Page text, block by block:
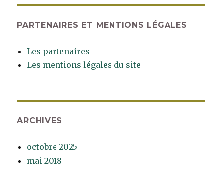
PARTENAIRES ET MENTIONS LÉGALES
Les partenaires
Les mentions légales du site
ARCHIVES
octobre 2025
mai 2018